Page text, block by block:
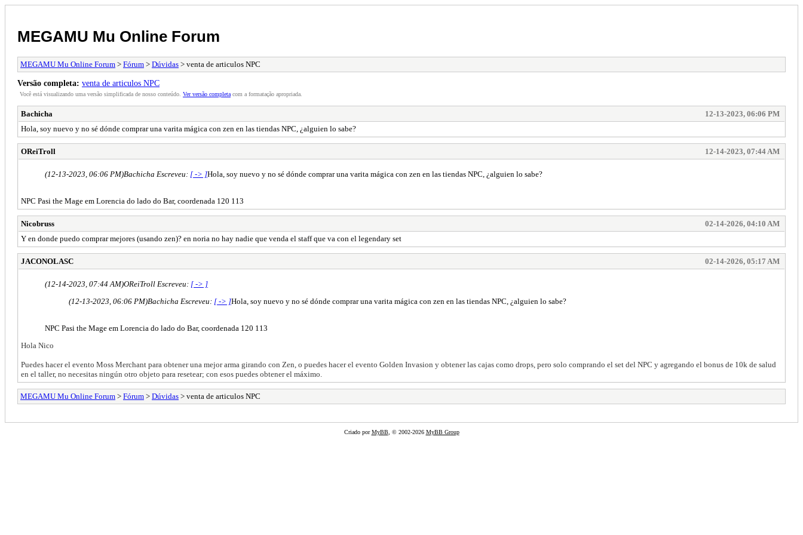
MEGAMU Mu Online Forum
MEGAMU Mu Online Forum > Fórum > Dúvidas > venta de articulos NPC
Versão completa: venta de articulos NPC
Você está visualizando uma versão simplificada de nosso conteúdo. Ver versão completa com a formatação apropriada.
Bachicha
12-13-2023, 06:06 PM
Hola, soy nuevo y no sé dónde comprar una varita mágica con zen en las tiendas NPC, ¿alguien lo sabe?
OReiTroll 12-14-2023, 07:44 AM
(12-13-2023, 06:06 PM)Bachicha Escreveu: [ -> ]Hola, soy nuevo y no sé dónde comprar una varita mágica con zen en las tiendas NPC, ¿alguien lo sabe?
NPC Pasi the Mage em Lorencia do lado do Bar, coordenada 120 113
Nicobruss
02-14-2026, 04:10 AM
Y en donde puedo comprar mejores (usando zen)? en noria no hay nadie que venda el staff que va con el legendary set
JACONOLASC 02-14-2026, 05:17 AM
(12-14-2023, 07:44 AM)OReiTroll Escreveu: [ -> ]
(12-13-2023, 06:06 PM)Bachicha Escreveu: [ -> ]Hola, soy nuevo y no sé dónde comprar una varita mágica con zen en las tiendas NPC, ¿alguien lo sabe?
NPC Pasi the Mage em Lorencia do lado do Bar, coordenada 120 113
Hola Nico
Puedes hacer el evento Moss Merchant para obtener una mejor arma girando con Zen, o puedes hacer el evento Golden Invasion y obtener las cajas como drops, pero solo comprando el set del NPC y agregando el bonus de 10k de salud
en el taller, no necesitas ningún otro objeto para resetear; con esos puedes obtener el máximo.
MEGAMU Mu Online Forum > Fórum > Dúvidas > venta de articulos NPC
Criado porMyBB, © 2002-2026 MyBB Group